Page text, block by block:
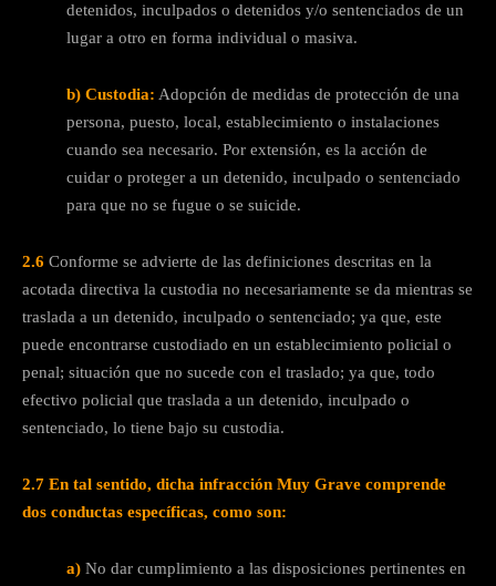
detenidos, inculpados o detenidos y/o sentenciados de un
lugar a otro en forma individual o masiva.
b) Custodia: Adopción de medidas de protección de una
persona, puesto, local, establecimiento o instalaciones
cuando sea necesario. Por extensión, es la acción de
cuidar o proteger a un detenido, inculpado o sentenciado
para que no se fugue o se suicide.
2.6 Conforme se advierte de las definiciones descritas en la
acotada directiva la custodia no necesariamente se da mientras se
traslada a un detenido, inculpado o sentenciado; ya que, este
puede encontrarse custodiado en un establecimiento policial o
penal; situación que no sucede con el traslado; ya que, todo
efectivo policial que traslada a un detenido, inculpado o
sentenciado, lo tiene bajo su custodia.
2.7 En tal sentido, dicha infracción Muy Grave comprende
dos conductas específicas, como son:
a) No dar cumplimiento a las disposiciones pertinentes en